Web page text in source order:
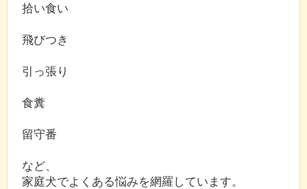
拾い食い
飛びつき
引っ張り
食糞
留守番
など、
家庭犬でよくある悩みを網羅しています。